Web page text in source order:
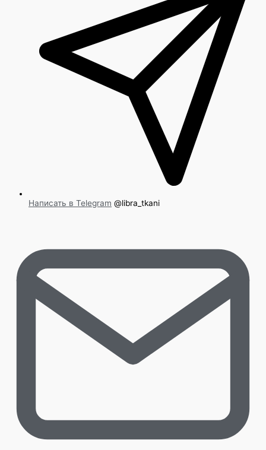
Написать в Telegram @libra_tkani